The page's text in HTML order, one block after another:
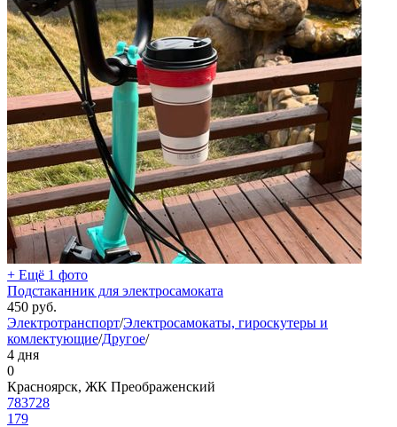
+ Ещё 1 фото
Подстаканник для электросамоката
450 руб.
Электротранспорт/Электросамокаты, гироскутеры и
комлектующие/Другое/
4 дня
0
Красноярск, ЖК Преображенский
783728
179